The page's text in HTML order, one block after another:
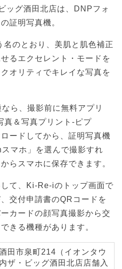
ッグ酒田北店は、DNPフォ
証明写真機。
のとおり、美肌と肌色補正
るエクセレント・モードを
オリティでキレイな写真を
ら、撮影前に無料アプリ
真＆写真プリント-ピプ
ードしてから、証明写真機
マホ」を選んで撮影すれ
らスマホに保存できます。
て、Ki-Re-iのトップ画面で
交付申請書のQRコードを
カードの顔写真撮影から交
きる機種があります。
田市泉町214（イオンタウ
ザ・ビッグ酒田北店店舗入